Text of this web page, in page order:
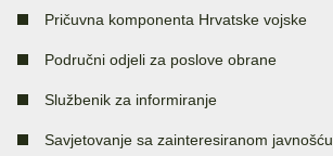
Pričuvna komponenta Hrvatske vojske
Područni odjeli za poslove obrane
Službenik za informiranje
Savjetovanje sa zainteresiranom javnošću